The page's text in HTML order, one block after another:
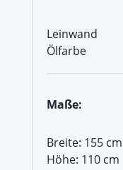
Leinwand
Ölfarbe
Maße:
Breite: 155 cm
Höhe: 110 cm